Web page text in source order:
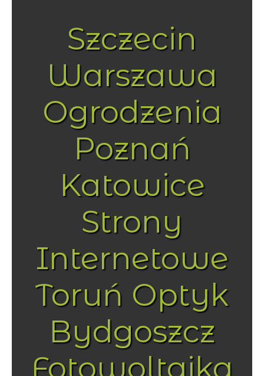
Szczecin
Warszawa
Ogrodzenia
Poznań
Katowice
Strony
Internetowe
Toruń Optyk
Bydgoszcz
Fotowoltaika